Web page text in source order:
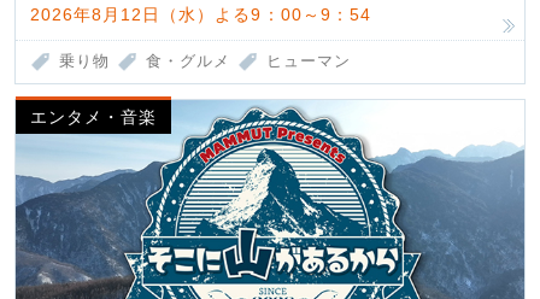
2026年8月12日（水）よる9：00～9：54
乗り物 食・グルメ ヒューマン
エンタメ・音楽